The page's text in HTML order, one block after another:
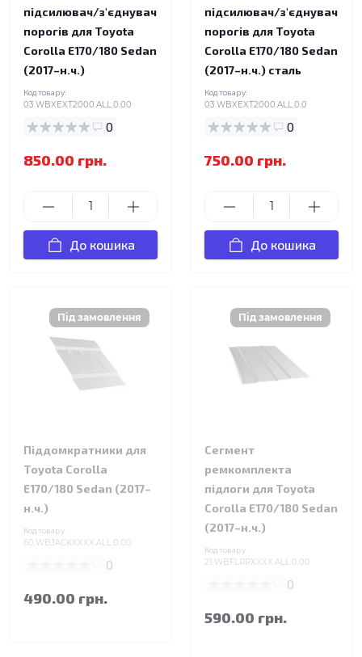
підсилювач/з'єднувач
порогів для Toyota
Corolla E170/180 Sedan
(2017–н.ч.)
Код товару:
03.WBXEXT2000.ALL.0.00
0
850.00 грн.
До кошика
підсилювач/з'єднувач
порогів для Toyota
Corolla E170/180 Sedan
(2017–н.ч.) сталь
Код товару:
03.WBXEXT2000.ALL.0.0
0
750.00 грн.
До кошика
Піддомкратники для
Toyota Corolla
E170/180 Sedan (2017–
н.ч.)
Код товару:
60.WBJACKXXXX.ALL.0.00
0
490.00 грн.
Сегмент
ремкомплекта
підлоги для Toyota
Corolla E170/180 Sedan
(2017–н.ч.)
Код товару:
21.WBFLRPXXXX.ALL.0.00
0
590.00 грн.